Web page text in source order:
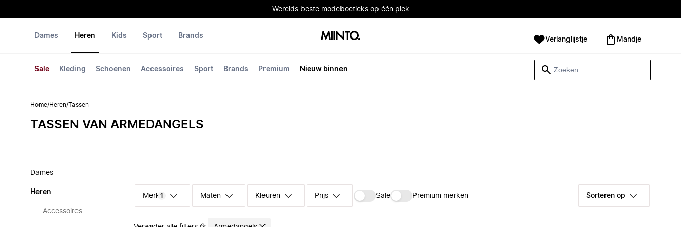
Werelds beste modeboetieks op één plek
Dames Heren
Sale Kleding Schoenen Accessoires Sport Brands Premium Nieuw binnen
Kids Sport Brands Verlanglijstje Mandje
Home/Heren/Tassen
TASSEN VAN ARMEDANGELS
Dames
Heren
Accessoires
Merk 1 Maten Kleuren Prijs Sale Premium merken Sorteren op